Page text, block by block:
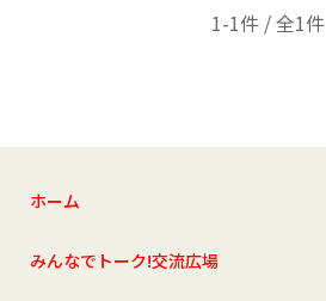
1-1件 / 全1件
ホーム
みんなでトーク!交流広場